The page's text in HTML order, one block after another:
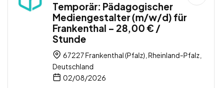
Temporär: Pädagogischer
Mediengestalter (m/w/d) für
Frankenthal – 28,00 € /
Stunde
67227 Frankenthal (Pfalz), Rheinland-Pfalz,
Deutschland
02/08/2026